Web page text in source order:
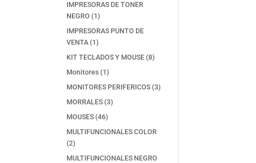
IMPRESORAS DE TONER
NEGRO
11
producto
IMPRESORAS PUNTO DE
VENTA 11
producto
KIT TECLADOS Y MOUSE 88
Monitores 11
producto
MONITORES PERIFERICOS 33
MORRALES 33
MOUSES 4646
productos
MULTIFUNCIONALES COLOR
22
productos
MULTIFUNCIONALES NEGRO